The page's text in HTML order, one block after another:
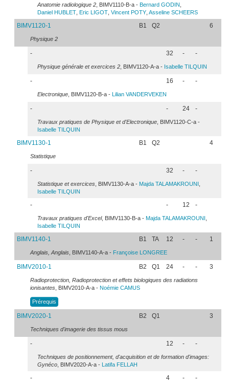
Anatomie radiologique 2 , BIMV1110-B-a - Bernard GODIN
Daniel HUBLET Eric LIGOT Vincent POTY Asseline SCHEERS
BIMV1120-1 B1 Q2 6
Physique 2
- 32 - -
Physique générale et exercices 2 , BIMV1120-A-a - Isabelle TILQUIN
- 16 - -
Electronique , BIMV1120-B-a - Lilian VANDERVEKEN
- - 24 -
Travaux pratiques de Physique et d'Electronique , BIMV1120-C-a -
Isabelle TILQUIN
BIMV1130-1 B1 Q2 4
Statistique
- 32 - -
Statistique et exercices , BIMV1130-A-a - Majda TALAMAKROUNI
Isabelle TILQUIN
- - 12 -
Travaux pratiques d'Excel, BIMV1130-B-a - Majda TALAMAKROUNI
Isabelle TILQUIN
BIMV1140-1 B1 TA 12 - - 1
Anglais, Anglais , BIMV1140-A-a - Françoise LONGREE
BIMV2010-1 B2 Q1 24 - - 3
Radioprotection, Radioprotection et effets biologiques des radiations
ionisantes , BIMV2010-A-a - Noémie CAMUS
Prérequis
BIMV2020-1 B2 Q1 3
Techniques d'imagerie des tissus mous
- 12 - -
Techniques de positionnement, d'acquisition et de formation d'images:
Gynéco , BIMV2020-A-a - Latifa FELLAH
- 4 - -